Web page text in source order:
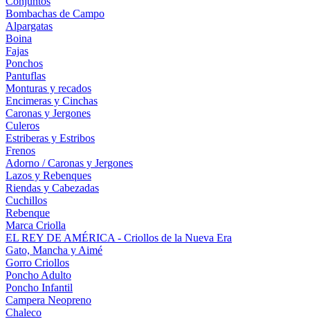
Bombachas de Campo
Alpargatas
Boina
Fajas
Ponchos
Pantuflas
Monturas y recados
Encimeras y Cinchas
Caronas y Jergones
Culeros
Estriberas y Estribos
Frenos
Adorno / Caronas y Jergones
Lazos y Rebenques
Riendas y Cabezadas
Cuchillos
Rebenque
Marca Criolla
EL REY DE AMÉRICA - Criollos de la Nueva Era
Gato, Mancha y Aimé
Gorro Criollos
Poncho Adulto
Poncho Infantil
Campera Neopreno
Chaleco